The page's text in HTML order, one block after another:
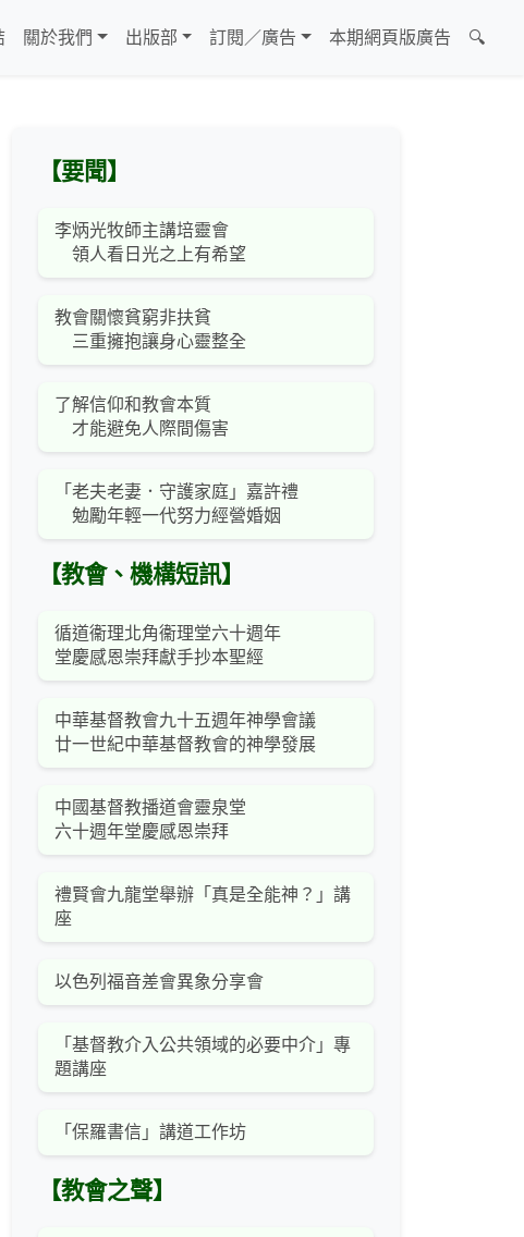
關於我們 出版部 訂閱／廣告 本期網頁版廣告 🔍
【要聞】
李炳光牧師主講培靈會
領人看日光之上有希望
教會關懷貧窮非扶貧
三重擁抱讓身心靈整全
了解信仰和教會本質
才能避免人際間傷害
「老夫老妻．守護家庭」嘉許禮
勉勵年輕一代努力經營婚姻
【教會、機構短訊】
循道衞理北角衞理堂六十週年
堂慶感恩崇拜獻手抄本聖經
中華基督教會九十五週年神學會議
廿一世紀中華基督教會的神學發展
中國基督教播道會靈泉堂
六十週年堂慶感恩崇拜
禮賢會九龍堂舉辦「真是全能神？」講
座
以色列福音差會異象分享會
「基督教介入公共領域的必要中介」專
題講座
「保羅書信」講道工作坊
【教會之聲】